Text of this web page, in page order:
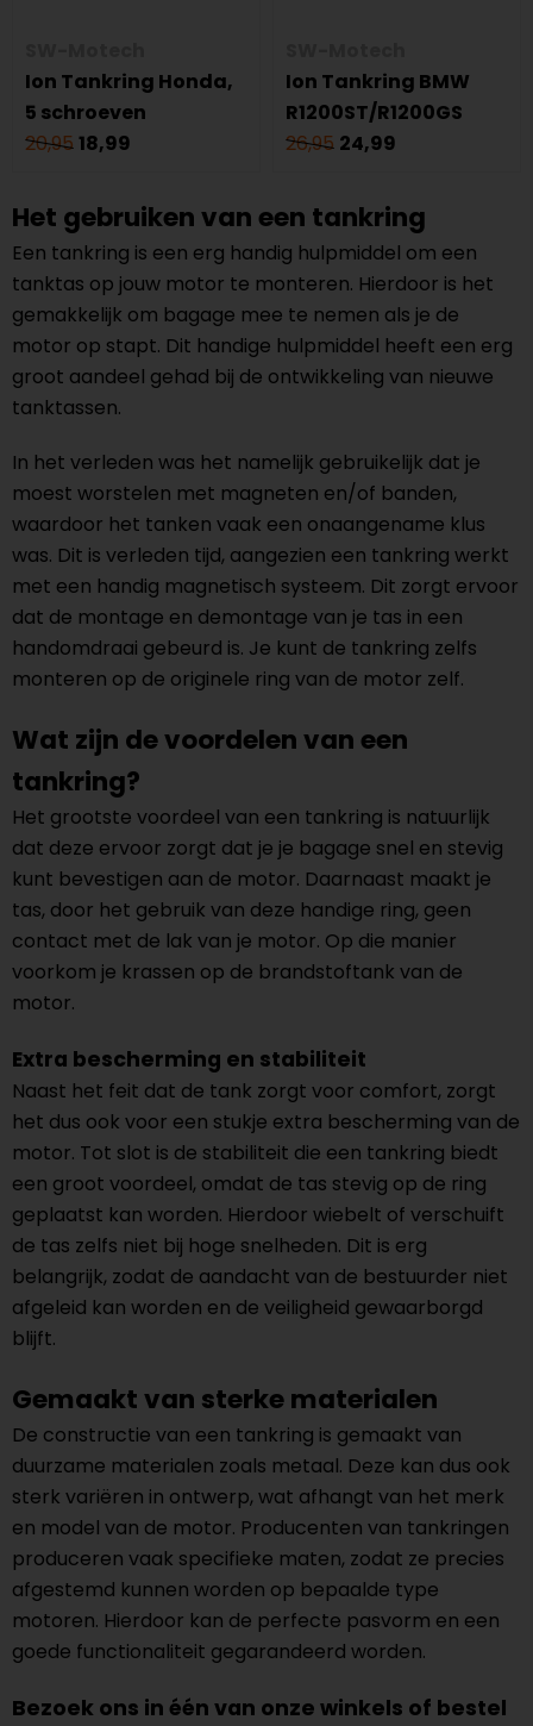
Ion Tankring Honda,
5 schroeven
20,9518,99
Ion Tankring BMW
R1200ST/R1200GS
26,95 24,99
Het gebruiken van een tankring
Een tankring is een erg handig hulpmiddel om een
tanktas op jouw motor te monteren. Hierdoor is het
gemakkelijk om bagage mee te nemen als je de
motor op stapt. Dit handige hulpmiddel heeft een erg
groot aandeel gehad bij de ontwikkeling van nieuwe
tanktassen.
In het verleden was het namelijk gebruikelijk dat je
moest worstelen met magneten en/of banden,
waardoor het tanken vaak een onaangename klus
was. Dit is verleden tijd, aangezien een tankring werkt
met een handig magnetisch systeem. Dit zorgt ervoor
dat de montage en demontage van je tas in een
handomdraai gebeurd is. Je kunt de tankring zelfs
monteren op de originele ring van de motor zelf.
Wat zijn de voordelen van een
tankring?
Het grootste voordeel van een tankring is natuurlijk
dat deze ervoor zorgt dat je je bagage snel en stevig
kunt bevestigen aan de motor. Daarnaast maakt je
tas, door het gebruik van deze handige ring, geen
contact met de lak van je motor. Op die manier
voorkom je krassen op de brandstoftank van de
motor.
Extra bescherming en stabiliteit
Naast het feit dat de tank zorgt voor comfort, zorgt
het dus ook voor een stukje extra bescherming van de
motor. Tot slot is de stabiliteit die een tankring biedt
een groot voordeel, omdat de tas stevig op de ring
geplaatst kan worden. Hierdoor wiebelt of verschuift
de tas zelfs niet bij hoge snelheden. Dit is erg
belangrijk, zodat de aandacht van de bestuurder niet
afgeleid kan worden en de veiligheid gewaarborgd
blijft.
Gemaakt van sterke materialen
De constructie van een tankring is gemaakt van
duurzame materialen zoals metaal. Deze kan dus ook
sterk variëren in ontwerp, wat afhangt van het merk
en model van de motor. Producenten van tankringen
produceren vaak specifieke maten, zodat ze precies
afgestemd kunnen worden op bepaalde type
motoren. Hierdoor kan de perfecte pasvorm en een
goede functionaliteit gegarandeerd worden.
Bezoek ons in één van onze winkels of bestel